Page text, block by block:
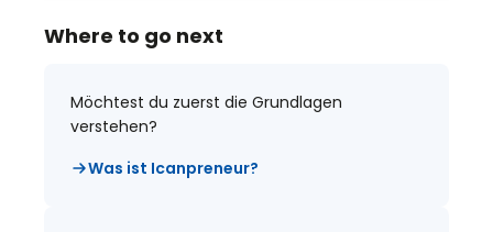
Where to go next
Möchtest du zuerst die Grundlagen
verstehen?
Was ist Icanpreneur?